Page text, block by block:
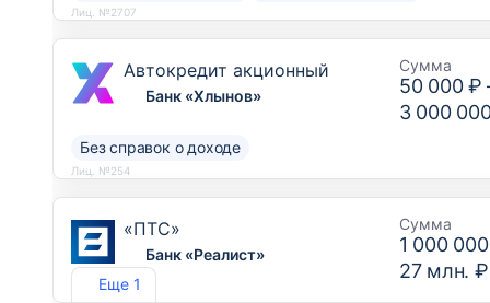
Лиц. №2707
Автокредит акционный
Банк «Хлынов»
Сумма
50 000 ₽
3 000
Без справок о доходе
Лиц. №254
Еще 1
«ПТС»
Банк «Реалист»
Сумма
1 000
27 млн. ₽